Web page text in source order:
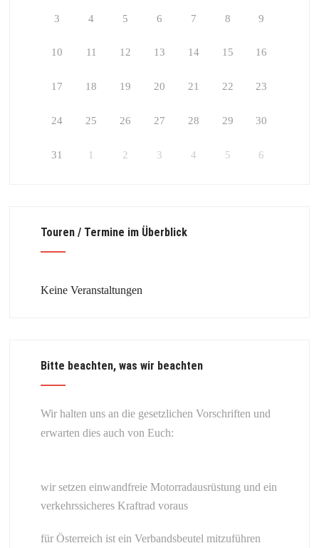
3 4 5 6 7 8 9
10 11 12 13 14 15 16
17 18 19 20 21 22 23
24 25 26 27 28 29 30
31 1 2 3 4 5 6
Touren / Termine im Überblick
Keine Veranstaltungen
Bitte beachten, was wir beachten
Wir halten uns an die gesetzlichen Vorschriften und
erwarten dies auch von Euch:
wir setzen einwandfreie Motorradausrüstung und ein
verkehrssicheres Kraftrad voraus
für Österreich ist ein Verbandsbeutel mitzuführen